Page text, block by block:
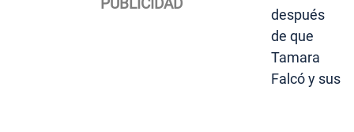
después
de que
Tamara
Falcó y sus